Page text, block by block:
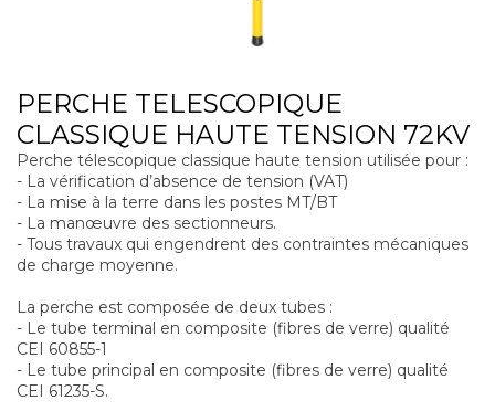
PERCHE TELESCOPIQUE
CLASSIQUE HAUTE TENSION 72KV
Perche télescopique classique haute tension utilisée pour :
- La vérification d’absence de tension (VAT)
- La mise à la terre dans les postes MT/BT
- La manœuvre des sectionneurs.
- Tous travaux qui engendrent des contraintes mécaniques
de charge moyenne.
La perche est composée de deux tubes :
- Le tube terminal en composite (fibres de verre) qualité
CEI 60855-1
- Le tube principal en composite (fibres de verre) qualité
CEI 61235-S.